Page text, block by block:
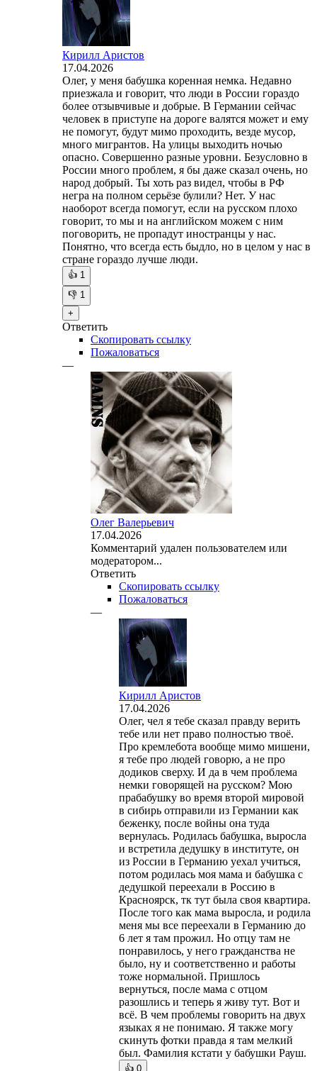
Кирилл Аристов
17.04.2026
Олег, у меня бабушка коренная немка. Недавно
приезжала и говорит, что люди в России гораздо
более отзывчивые и добрые. В Германии сейчас
человек в приступе на дороге валятся может и ему
не помогут, будут мимо проходить, везде мусор,
много мигрантов. На улицы выходить ночью
опасно. Совершенно разные уровни. Безусловно в
России много проблем, я бы даже сказал очень, но
народ добрый. Ты хоть раз видел, чтобы в РФ
негра на полном серьёзе булили? Нет. У нас
наоборот всегда помогут, если на русском плохо
говорит, то мы и на английском можем с ним
поговорить, не пропадут иностранцы у нас.
Понятно, что всегда есть быдло, но в целом у нас в
стране гораздо лучше люди.
👍 1
👎 1
+
Ответить
Скопировать ссылку
Пожаловаться
—
Олег Валерьевич
17.04.2026
Комментарий удален пользователем или
модератором...
Ответить
Скопировать ссылку
Пожаловаться
—
Кирилл Аристов
17.04.2026
Олег, чел я тебе сказал правду верить
тебе или нет право полностью твоё.
Про кремлебота вообще мимо мишени,
я тебе про людей говорю, а не про
додиков сверху. И да в чем проблема
немки говорящей на русском? Мою
прабабушку во время второй мировой
в сибирь отправили из Германии как
беженку, после войны она туда
вернулась. Родилась бабушка, выросла
и встретила дедушку в институте, он
из России в Германию уехал учиться,
потом родилась моя мама и бабушка с
дедушкой переехали в Россию в
Красноярск, тк тут была своя квартира.
После того как мама выросла, и родила
меня мы все переехали в Германию до
6 лет я там прожил. Но отцу там не
понравилось, у него гражданства не
было, ну и соответственно и работы
тоже нормальной. Пришлось
вернуться, после мама с отцом
разошлись и теперь я живу тут. Вот и
всё. В чем проблемы говорить на двух
языках я не понимаю. Я также могу
скинуть фотки правда я там мелкий
был. Фамилия кстати у бабушки Рауш.
👍 0